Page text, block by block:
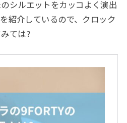
シルエットをカッコよく演出
紹介しているので、クロック
ては?